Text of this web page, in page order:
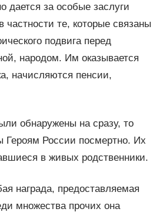
дается за особые заслуги
частности те, которые связаны
подвига перед
народом. Им оказывается
начисляются пенсии,
обнаружены на сразу, то
Героям России посмертно. Их
в живых родственники.
награда, предоставляемая
множества прочих она